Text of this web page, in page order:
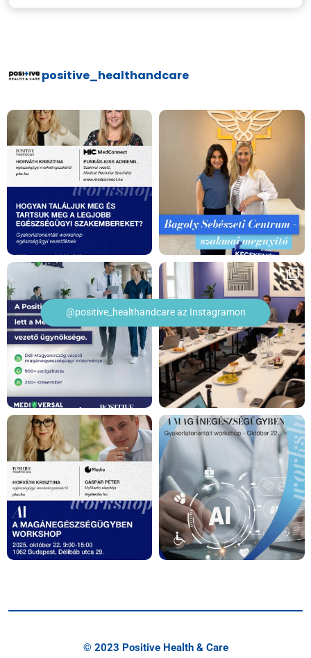
@positive_healthandcare az Instagramon
positive_healthandcare
© 2023 Positive Health & Care